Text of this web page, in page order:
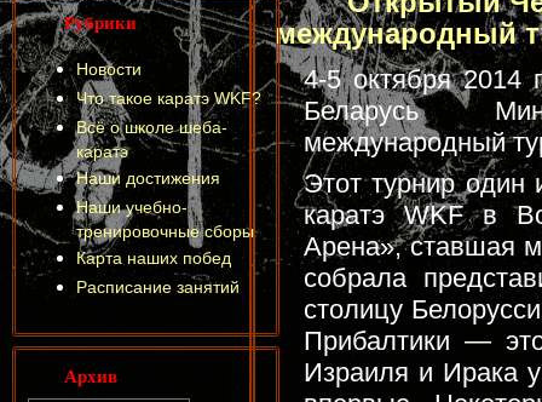
международный
4-5 октября 2014
Беларусь
международный
Этот турнир один
каратэ WKF в
Арена», ставшая
собрала
столицу
Прибалтики —
Израиля и Ирака
Рубрики
Новости
Что такое каратэ WKF?
Всё о школе шеба-
каратэ
Наши достижения
Наши учебно-
тренировочные сборы
Карта наших побед
Расписание занятий
Архив